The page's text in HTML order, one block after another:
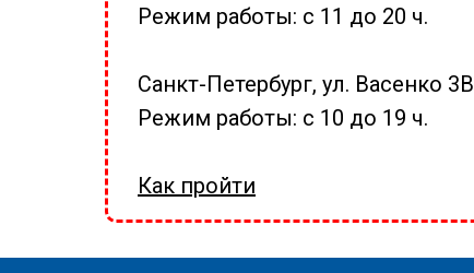
Режим работы: с 11 до 20 ч.
Санкт-Петербург, ул. Васенко 3В
Режим работы: с 10 до 19 ч.
Как пройти